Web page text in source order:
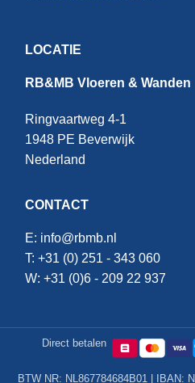
LOCATIE
RB&MB Vloeren & Wanden
Ringvaartweg 4-1
1948 PE Beverwijk
Nederland
CONTACT
E: info@rbmb.nl
T: +31 (0) 251 - 343 060
W: +31 (0)6 - 209 22 937
Direct betalen
BTW NR: NL867784684B01 | IBAN: